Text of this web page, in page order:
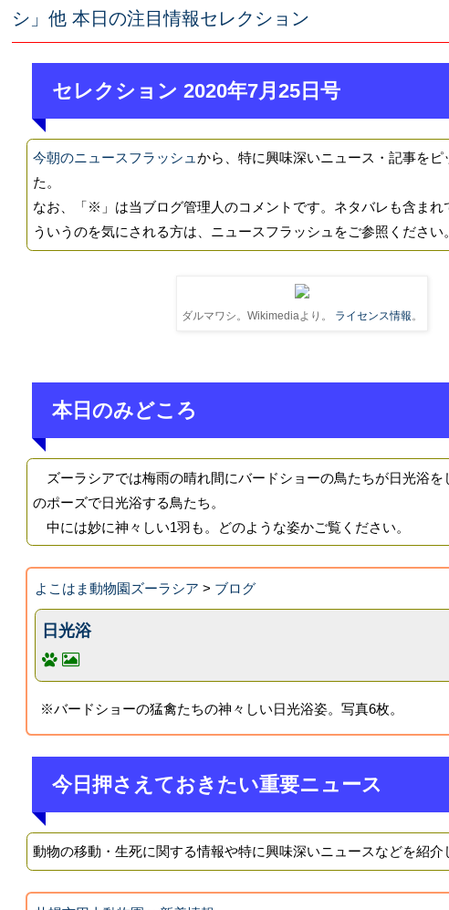
シ」他 本日の注目情報セレクション
セレクション 2020年7月25日号
今朝のニュースフラッシュから、特に興味深いニュース・記事をピ
た。
なお、「※」は当ブログ管理人のコメントです。ネタバレも含まれ
ういうのを気にされる方は、ニュースフラッシュをご参照ください。
ダルマワシ。Wikimediaより。 ライセンス情報 。
本日のみどころ
ズーラシアでは梅雨の晴れ間にバードショーの鳥たちが日光浴を
のポーズで日光浴する鳥たち。
中には妙に神々しい1羽も。どのような姿かご覧ください。
よこはま動物園ズーラシア > ブログ
日光浴
※バードショーの猛禽たちの神々しい日光浴姿。写真6枚。
今日押さえておきたい重要ニュース
動物の移動・生死に関する情報や特に興味深いニュースなどを紹介